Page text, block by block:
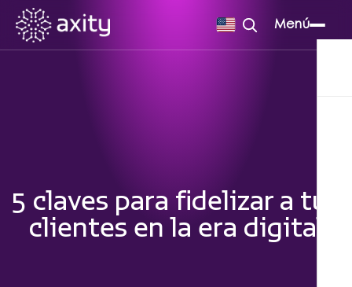
Menú
5 claves para fidelizar a tus
clientes en la era digital